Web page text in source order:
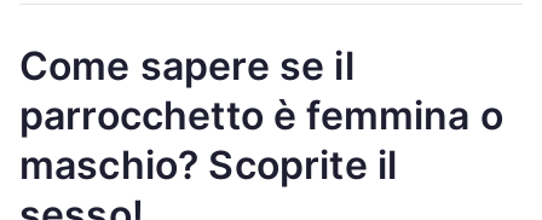
Come sapere se il
parrocchetto è femmina o
maschio? Scoprite il